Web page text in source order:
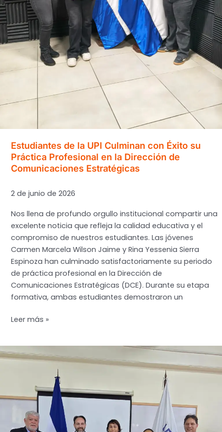
Segura”
Estudiantes de la UPI Culminan con Éxito su
Práctica Profesional en la Dirección de
Comunicaciones Estratégicas
2 de junio de 2026
Nos llena de profundo orgullo institucional compartir una
excelente noticia que refleja la calidad educativa y el
compromiso de nuestros estudiantes. Las jóvenes
Carmen Marcela Wilson Jaime y Rina Yessenia Sierra
Espinoza han culminado satisfactoriamente su periodo
de práctica profesional en la Dirección de
Comunicaciones Estratégicas (DCE). Durante su etapa
formativa, ambas estudiantes demostraron un
Estudiantes
UPI
su
Práctica
Profesional
Leer más »